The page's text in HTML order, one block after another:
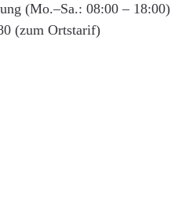
(Mo.–Sa.: 08:00 –
(zum Ortstarif)